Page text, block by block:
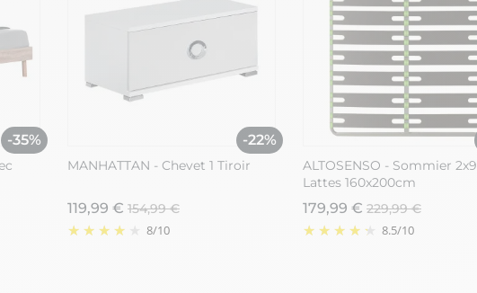
-35% -22%
MANHATTAN - Chevet 1 Tiroir
119,99 € 154,99 €
8/10
ALTOSENSO - Sommier 2x9
Lattes 160x200cm
179,99 € 229,99 €
8.5/10